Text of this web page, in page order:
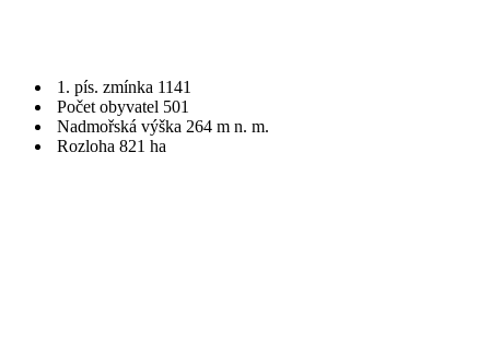
1. pís. zmínka 1141
Počet obyvatel 501
Nadmořská výška 264 m n. m.
Rozloha 821 ha